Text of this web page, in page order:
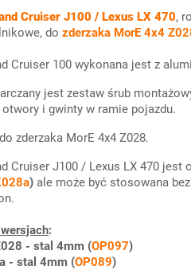
Cruiser J100 / Lexus LX 470,
do zderzaka MorE 4x4
Cruiser 100 wykonana jest z
jest zestaw śrub
i gwinty w ramie pojazdu.
zderzaka MorE 4x4 Z028.
Cruiser J100 / Lexus LX 470 jest
) ale może być stosowana
:
- stal 4mm (OP097)
- stal 4mm (OP089)